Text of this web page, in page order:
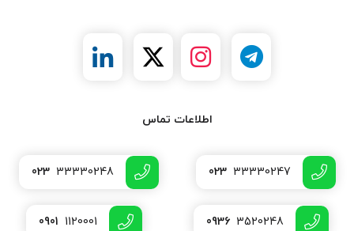
اطلاعات تماس
023 33330247
023 33330248
0936 3520248
0901 1120001